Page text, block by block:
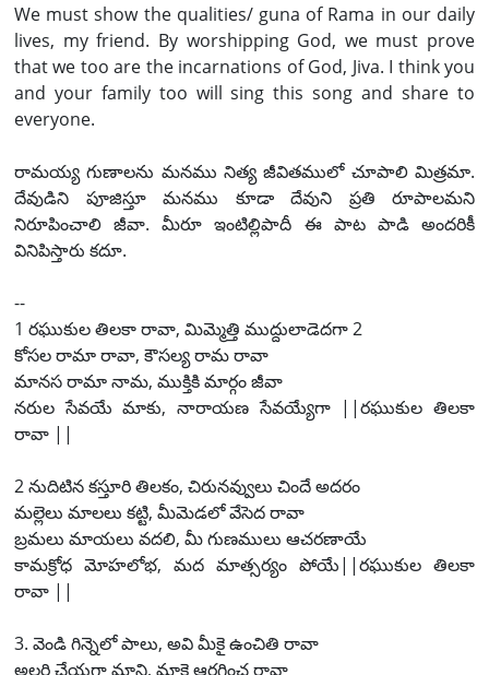
We must show the qualities/ guna of Rama in our daily
lives, my friend. By worshipping God, we must prove
that we too are the incarnations of God, Jiva. I think you
and your family too will sing this song and share to
everyone.
రామయ్య గుణాలను మనము నిత్య జీవితములో చూపాలి మిత్రమా.
దేవుడిని పూజిస్తూ మనము కూడా దేవుని ప్రతి రూపాలమని
నిరూపించాలి జీవా. మీరూ ఇంటిల్లిపాదీ ఈ పాట పాడి అందరికీ
వినిపిస్తారు కదూ.
--
1 రఘుకుల తిలకా రావా, మిమ్మెత్తి ముద్దులాడెదగా 2
కోసల రామా రావా, కౌసల్య రామ రావా
మానస రామా నామ, ముక్తికి మార్గం జీవా
నరుల సేవయే మాకు, నారాయణ సేవయ్యేగా ||రఘుకుల తిలకా
రావా ||
2 నుదిటిన కస్తూరి తిలకం, చిరునవ్వులు చిందే అదరం
మల్లెలు మాలలు కట్టి, మీమెడలో వేసెద రావా
బ్రమలు మాయలు వదలి, మీ గుణములు ఆచరణాయే
కామక్రోధ మోహలోభ, మద మాత్సర్యం పోయే||రఘుకుల తిలకా
రావా ||
3. వెండి గిన్నెలో పాలు, అవి మీకై ఉంచితి రావా
అల్లరి చేయగా మాని, మాకై ఆరగించ రావా